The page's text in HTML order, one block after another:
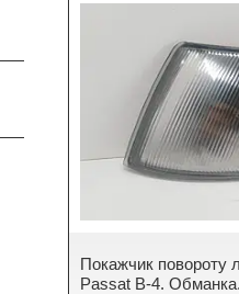
Покажчик повороту
Passat B-4. Обманка.